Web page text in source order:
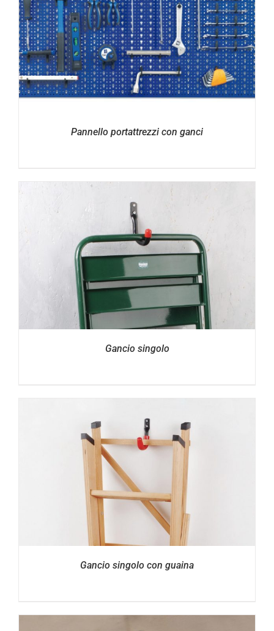
Pannello portattrezzi con ganci
Gancio singolo
Gancio singolo con guaina